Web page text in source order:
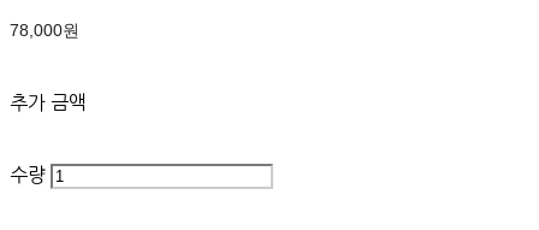
78,000원
추가 금액
수량